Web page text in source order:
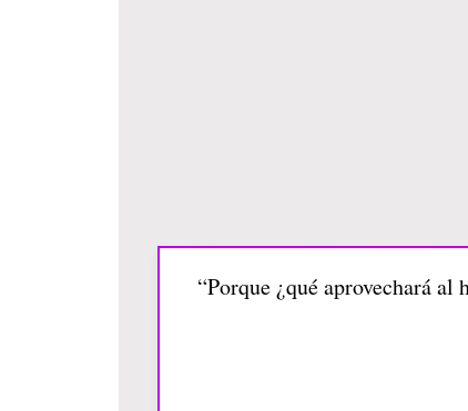
“Porque ¿qué aprovechará